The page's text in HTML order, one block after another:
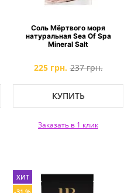
Соль Мёртвого моря
натуральная Sea Of Spa
Mineral Salt
225 грн. 237 грн.
КУПИТЬ
Заказать в 1 клик
ХИТ